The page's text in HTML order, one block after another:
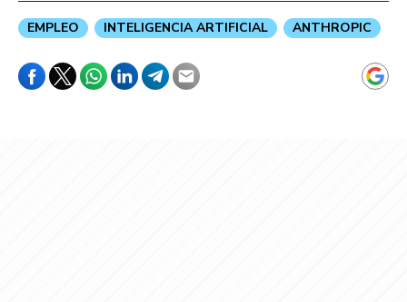
EMPLEO INTELIGENCIA ARTIFICIAL ANTHROPIC